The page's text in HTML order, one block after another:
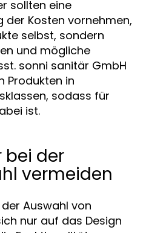
sollten eine
der Kosten vornehmen,
selbst, sondern
und mögliche
sonni sanitär GmbH
Produkten in
sodass für
ist.
bei der
vermeiden
Auswahl von
nur auf das Design